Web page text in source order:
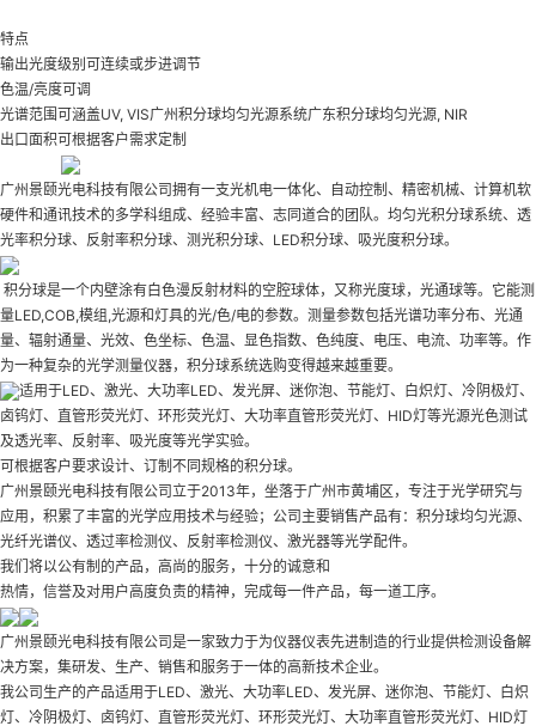
特点
输出光度级别可连续或步进调节
色温/亮度可调
光谱范围可涵盖UV, VIS广州积分球均匀光源系统广东积分球均匀光源, NIR
出口面积可根据客户需求定制
广州景颐光电科技有限公司拥有一支光机电一体化、自动控制、精密机械、计算机软
硬件和通讯技术的多学科组成、经验丰富、志同道合的团队。均匀光积分球系统、透
光率积分球、反射率积分球、测光积分球、LED积分球、吸光度积分球。
积分球是一个内壁涂有白色漫反射材料的空腔球体，又称光度球，光通球等。它能测
量LED,COB,模组,光源和灯具的光/色/电的参数。测量参数包括光谱功率分布、光通
量、辐射通量、光效、色坐标、色温、显色指数、色纯度、电压、电流、功率等。作
为一种复杂的光学测量仪器，积分球系统选购变得越来越重要。
适用于LED、激光、大功率LED、发光屏、迷你泡、节能灯、白炽灯、冷阴极灯、
卤钨灯、直管形荧光灯、环形荧光灯、大功率直管形荧光灯、HID灯等光源光色测试
及透光率、反射率、吸光度等光学实验。
可根据客户要求设计、订制不同规格的积分球。
广州景颐光电科技有限公司立于2013年，坐落于广州市黄埔区，专注于光学研究与
应用，积累了丰富的光学应用技术与经验；公司主要销售产品有：积分球均匀光源、
光纤光谱仪、透过率检测仪、反射率检测仪、激光器等光学配件。
我们将以公有制的产品，高尚的服务，十分的诚意和
热情，信誉及对用户高度负责的精神，完成每一件产品，每一道工序。
广州景颐光电科技有限公司是一家致力于为仪器仪表先进制造的行业提供检测设备解
决方案，集研发、生产、销售和服务于一体的高新技术企业。
我公司生产的产品适用于LED、激光、大功率LED、发光屏、迷你泡、节能灯、白炽
灯、冷阴极灯、卤钨灯、直管形荧光灯、环形荧光灯、大功率直管形荧光灯、HID灯